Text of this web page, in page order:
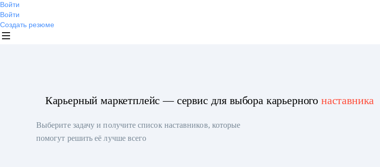
Войти
Войти
Создать резюме
Карьерный маркетплейс — сервис для выбора карьерного наставника
Выберите задачу и получите список наставников, которые
помогут решить её лучше всего